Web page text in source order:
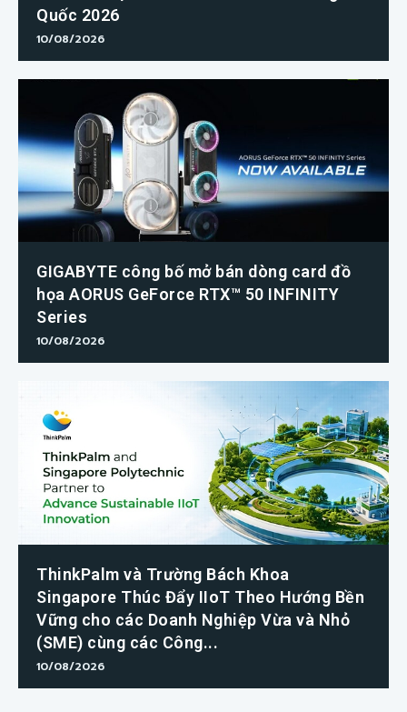
Quốc 2026
10/08/2026
GIGABYTE công bố mở bán dòng card đồ
họa AORUS GeForce RTX™ 50 INFINITY
Series
10/08/2026
ThinkPalm và Trường Bách Khoa
Singapore Thúc Đẩy IIoT Theo Hướng Bền
Vững cho các Doanh Nghiệp Vừa và Nhỏ
(SME) cùng các Công...
10/08/2026